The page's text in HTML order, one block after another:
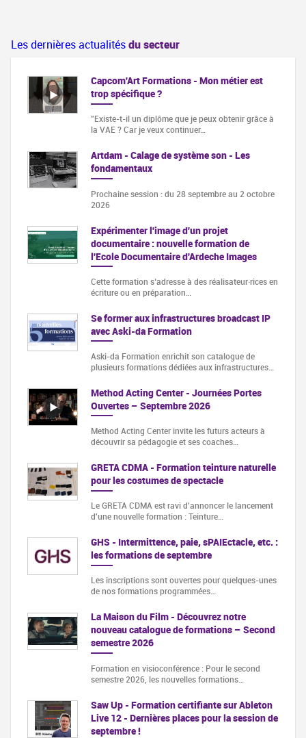
Les dernières actualitésdu secteur
Capcom'Art Formations - Mon métier est
trop spécifique ?
"Existe-t-il un diplôme que je peux obtenir grâce à
la VAE ? Car je veux continuer…
Artdam - Calage de système son - Les
fondamentaux
Prochaine session : du 28 septembre au 2 octobre
2026
Expérimenter l'image d'un projet
documentaire : nouvelle formation de
l'Ecole Documentaire d'Ardeche Images
Cette formation s‘adresse à des réalisateur·rices en
écriture ou en préparation…
Se former aux infrastructures broadcast IP
avec Aski-da Formation
Aski-da Formation enrichit son catalogue de
plusieurs formations dédiées aux infrastructures…
Method Acting Center - Journées Portes
Ouvertes – Septembre 2026
Method Acting Center invite les futurs acteurs à
découvrir sa pédagogie et ses coaches…
GRETA CDMA - Formation teinture naturelle
pour les costumes de spectacle
Le GRETA CDMA est ravi d'annoncer le lancement
d'une nouvelle formation : Teinture…
GHS - Intermittence, paie, sPAIEctacle, etc. :
les formations de septembre
Les inscriptions sont ouvertes pour quelques-unes
de nos formations programmées…
La Maison du Film - Découvrez notre
nouveau catalogue de formations – Second
semestre 2026
Formation en visioconférence : Pour le second
semestre 2026, les nouvelles formations…
Saw Up - Formation certifiante sur Ableton
Live 12 - Dernières places pour la session de
septembre !